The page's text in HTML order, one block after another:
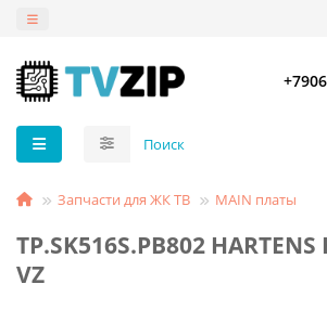
Запчасти для ЖК ТВ MAIN платы
TP.SK516S.PB802
VZ